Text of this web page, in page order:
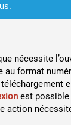
nécessite
au format
est possible
action